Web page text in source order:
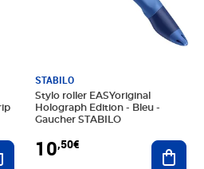
Ajouter au panier
STABILO
Stylo roller EASYoriginal
Holograph Edition - Bleu -
Gaucher STABILO
10,50€